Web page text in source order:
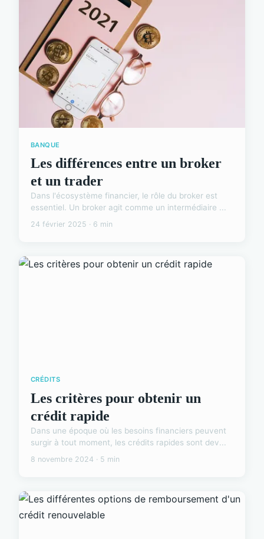
BANQUE
Les différences entre un broker
et un trader
Dans l'écosystème financier, le rôle du broker est
essentiel. Un broker agit comme un intermédiaire ...
24 février 2025 · 6 min
CRÉDITS
Les critères pour obtenir un
crédit rapide
Dans une époque où les besoins financiers peuvent
surgir à tout moment, les crédits rapides sont dev...
8 novembre 2024 · 5 min